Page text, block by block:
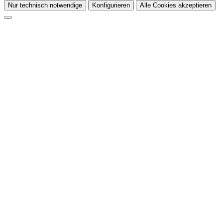
Nur technisch notwendige Konfigurieren Alle Cookies akzeptieren